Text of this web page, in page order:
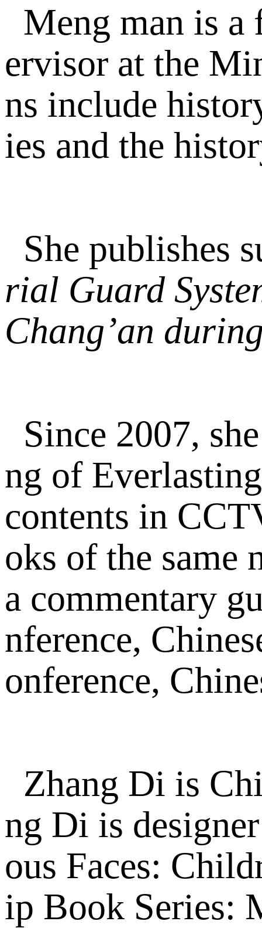
Meng man is a
ervisor at the
ns include
ies and the
She publishes
rial Guard
Chang’an
Since 2007,
ng of
contents in
oks of the same
a commentary
nference,
onference,
Zhang Di is
ng Di is
ous Faces:
ip Book Series: